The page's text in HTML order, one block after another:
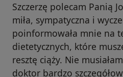
Szczerzę polecam Panią
miła, sympatyczna i
poinformowała mnie na
dietetycznych, które
resztę ciąży. Nie
doktor bardzo